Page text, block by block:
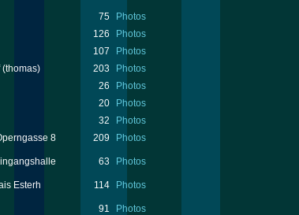
75
Photos
126
Photos
107
Photos
(thomas) 203
Photos
26
Photos
20
Photos
32
Photos
8
209 Photos
63 Photos
Esterh
114 Photos
91
Photos